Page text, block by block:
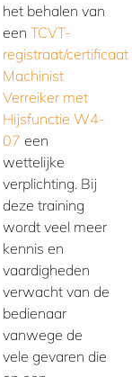
het behalen van
een TCVT-
registraat/certificaat
Machinist
Verreiker met
Hijsfunctie W4-
07 een
wettelijke
verplichting. Bij
deze training
wordt veel meer
kennis en
vaardigheden
verwacht van de
bedienaar
vanwege de
vele gevaren die